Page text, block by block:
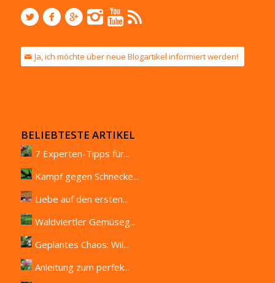
Ja, ich möchte über neue Blogartikel informiert werden!
BELIEBTESTE ARTIKEL
7 Experten-Tipps für...
Kampf gegen Schnecke...
Liebe auf den ersten...
Waldviertler Gemüseg...
Geplantes Chaos: Wil...
Anleitung zum perfek...